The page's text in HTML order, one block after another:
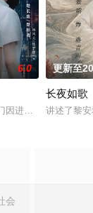
6.0
进贡的“十二生肖”
更新至
长夜如歌
讲述了黎